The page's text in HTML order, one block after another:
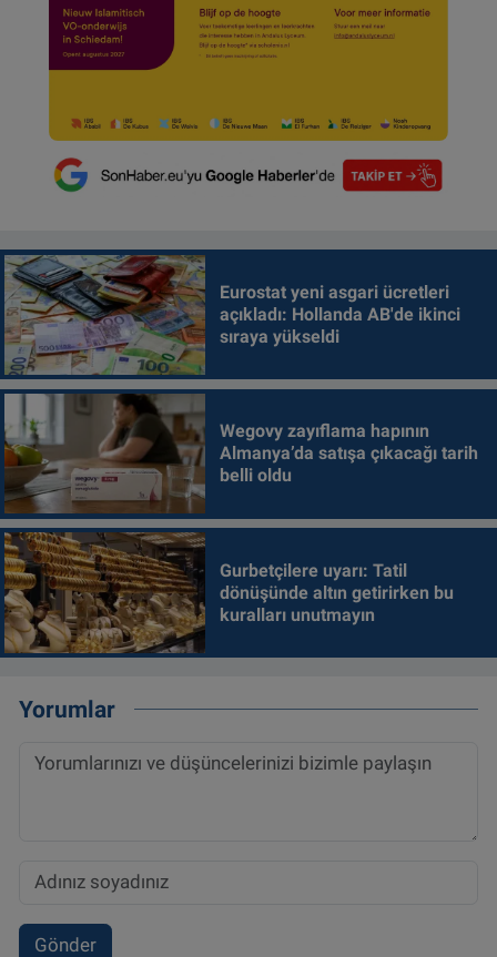
Eurostat yeni asgari ücretleri
açıkladı: Hollanda AB'de ikinci
sıraya yükseldi
Wegovy zayıflama hapının
Almanya’da satışa çıkacağı tarih
belli oldu
Gurbetçilere uyarı: Tatil
dönüşünde altın getirirken bu
kuralları unutmayın
Yorumlar
Gönder